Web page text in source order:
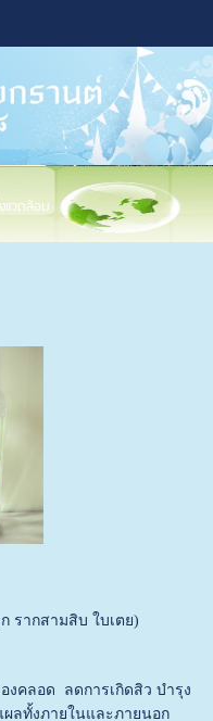
แวดล้อม
รากสามสิบ ใบเตย)
คลอด ลดการเกิดสิว บำรุง
ลทั้งภายในและภายนอก